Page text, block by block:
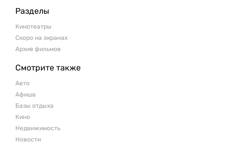
Разделы
Кинотеатры
Скоро на экранах
Архив фильмов
Смотрите также
Авто
Афиша
Базы отдыха
Кино
Недвижимость
Новости